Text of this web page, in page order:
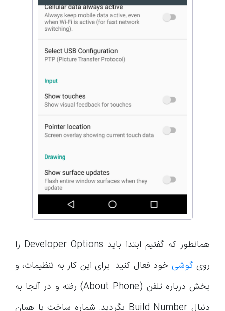
همانطور که گفتیم ابتدا باید Developer Options را
رویگوشی خود فعال کنید. برای این کار به تنظیمات، و
بخش درباره تلفن (About Phone) رفته و در آنجا به